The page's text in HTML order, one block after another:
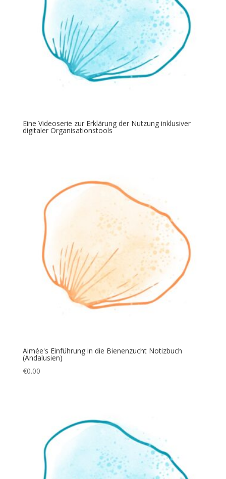
Eine Videoserie zur Erklärung der Nutzung inklusiver
digitaler Organisationstools
Aimée's Einführung in die Bienenzucht Notizbuch
(Andalusien)
€0.00